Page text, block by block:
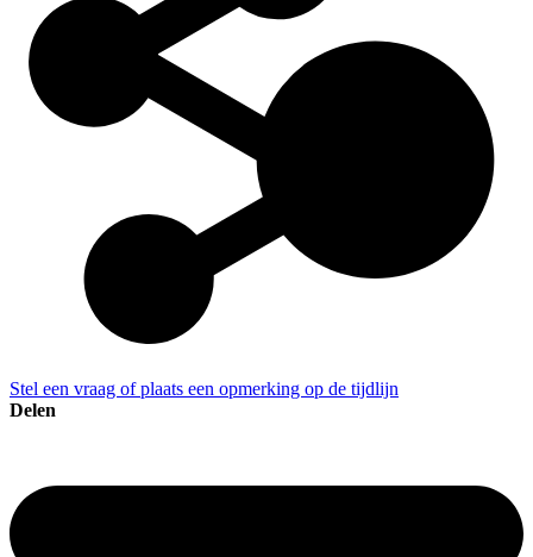
Stel een vraag of plaats een opmerking op de tijdlijn
Delen